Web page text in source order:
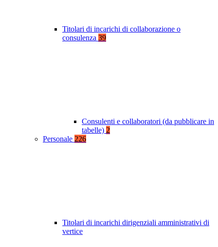
Titolari di incarichi di collaborazione o
consulenza 39
Consulenti e collaboratori (da pubblicare in
tabelle) 2
Personale 226
Titolari di incarichi dirigenziali amministrativi di
vertice